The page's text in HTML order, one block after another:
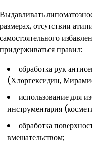
Выдавливать
размерах, отсутствии
самостоятельного
придерживаться правил:
обработка рук
(Хлоргексидин,
использование для
инструментария
обработка
вмешательством;